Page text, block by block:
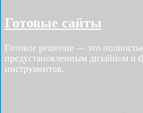
Готовые сайты
Готовое решение — это
предустановленным дизайном и
инструментов.